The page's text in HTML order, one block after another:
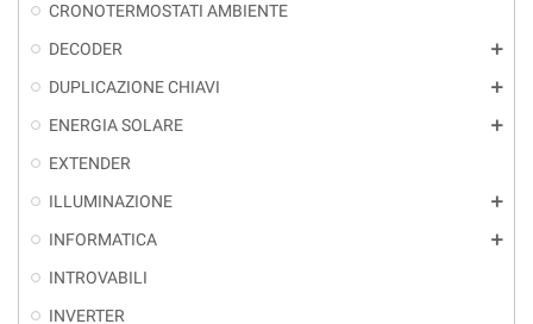
CRONOTERMOSTATI AMBIENTE
DECODER
add
DUPLICAZIONE CHIAVI add
ENERGIA SOLARE add
EXTENDER
ILLUMINAZIONE
add
INFORMATICA add
INTROVABILI
INVERTER